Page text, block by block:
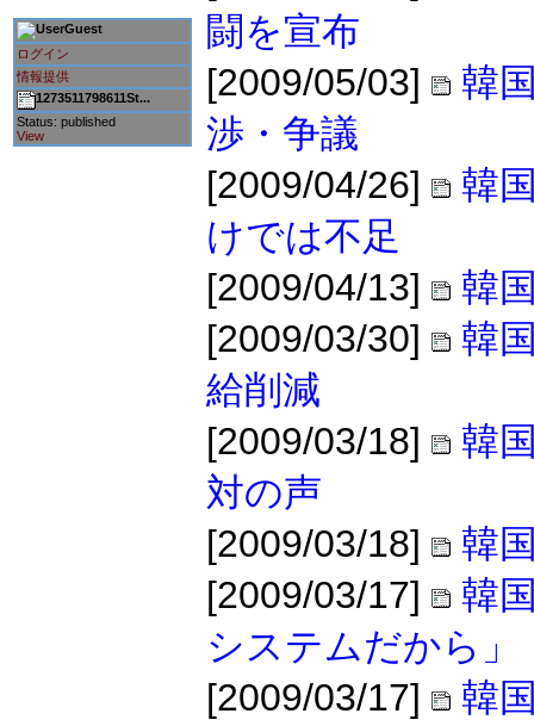
Guest
ログイン
情報提供
1273511798611St...
Status: published
View
闘を宣布
[2009/05/03]
韓
渉・争議
[2009/04/26]
韓
けでは不足
[2009/04/13]
韓
[2009/03/30]
韓
給削減
[2009/03/18]
韓
対の声
[2009/03/18]
韓
[2009/03/17]
韓
システムだから」
[2009/03/17]
韓